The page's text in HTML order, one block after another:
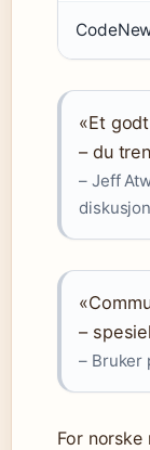
«Et
– du
– Jeff
–
– Bruker
For